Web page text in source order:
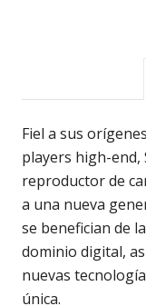
Fiel a sus
players high-
reproductor de
a una nueva
se benefician de
dominio digital,
nuevas
única.